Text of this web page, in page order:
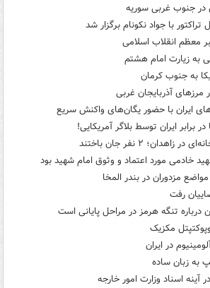
در جنوب غربی سوریه
با جواد نکونام برگزار شد
معظم انقلاب اسلامی
به زیارت امام هشتم
به جنوب کرمان
ایران با حضور یگان‌های واکنش سریع
برابر ایران توسط بلاگر آمریکایی!
۲ نفر جان باختند
خادمی مورد اعتماد و وثوق امام شهید بود
مزدوران در بندر المخا
رفت
درباره تنگه هرمز در مراحل پایانی است
مکزیک
در ایران
به زبان ساده
اسناد وزارت امور خارجه